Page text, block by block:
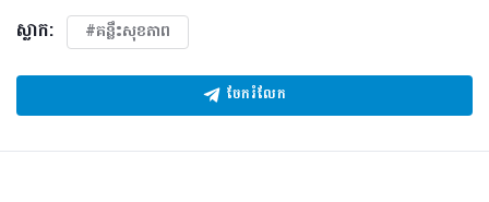
ស្លាក: #គន្លឹះសុខភាព
ចែករំលែក